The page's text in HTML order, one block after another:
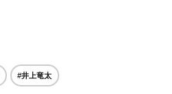
#井上竜太